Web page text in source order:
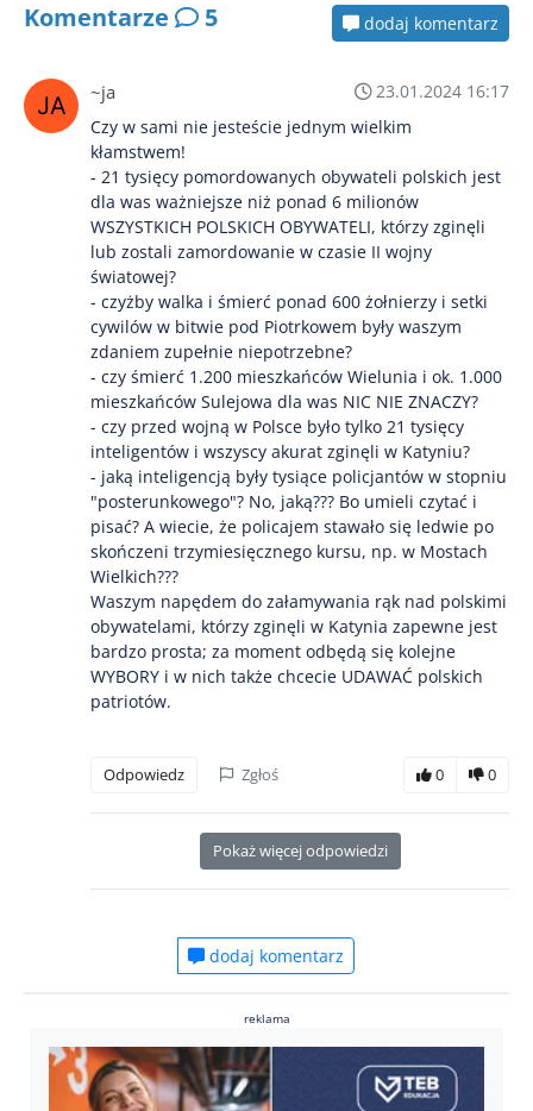
Komentarze 5 dodaj komentarz
~ja
23.01.2024 16:17
Czy w sami nie jesteście jednym wielkim
kłamstwem!
- 21 tysięcy pomordowanych obywateli polskich jest
dla was ważniejsze niż ponad 6 milionów
WSZYSTKICH POLSKICH OBYWATELI, którzy zginęli
lub zostali zamordowanie w czasie II wojny
światowej?
- czyżby walka i śmierć ponad 600 żołnierzy i setki
cywilów w bitwie pod Piotrkowem były waszym
zdaniem zupełnie niepotrzebne?
- czy śmierć 1.200 mieszkańców Wielunia i ok. 1.000
mieszkańców Sulejowa dla was NIC NIE ZNACZY?
- czy przed wojną w Polsce było tylko 21 tysięcy
inteligentów i wszyscy akurat zginęli w Katyniu?
- jaką inteligencją były tysiące policjantów w stopniu
"posterunkowego"? No, jaką??? Bo umieli czytać i
pisać? A wiecie, że policajem stawało się ledwie po
skończeni trzymiesięcznego kursu, np. w Mostach
Wielkich???
Waszym napędem do załamywania rąk nad polskimi
obywatelami, którzy zginęli w Katynia zapewne jest
bardzo prosta; za moment odbędą się kolejne
WYBORY i w nich także chcecie UDAWAĆ polskich
patriotów.
Odpowiedz Zgłoś 0 0
Pokaż więcej odpowiedzi
dodaj komentarz
reklama